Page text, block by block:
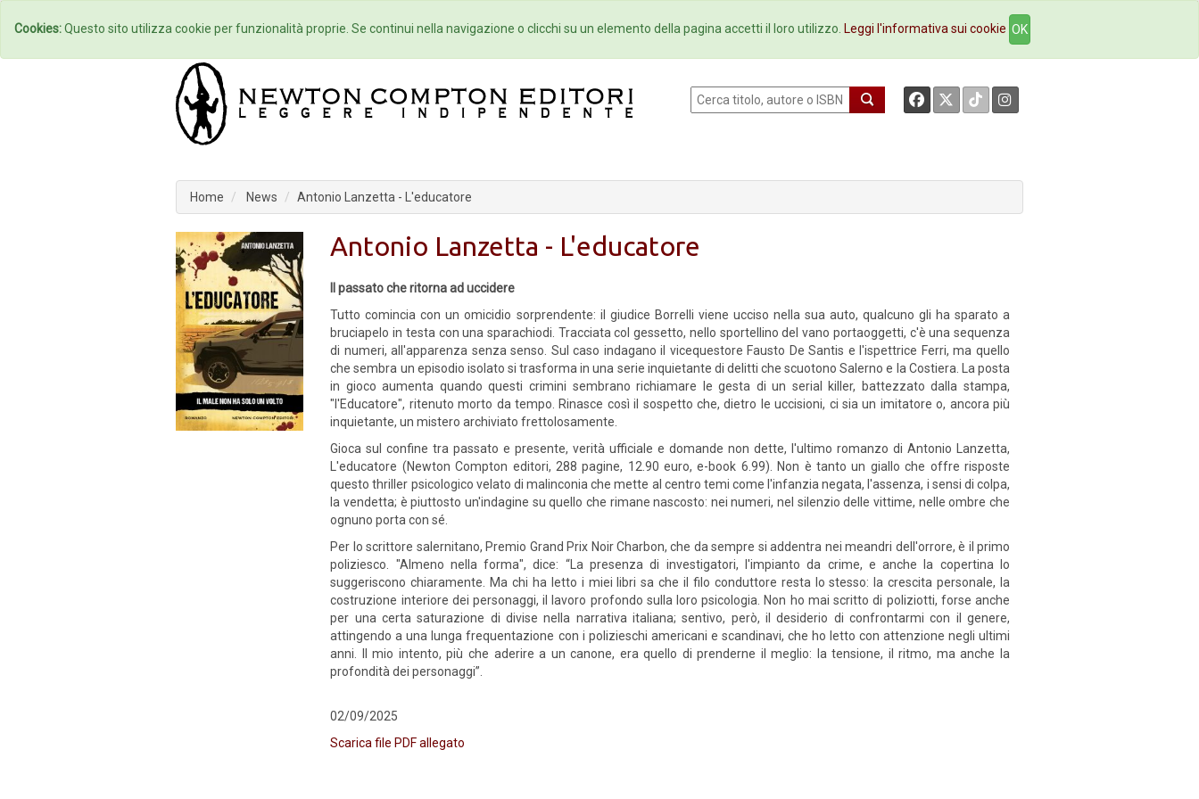
Home Autori Eventi Collane Newsletter Ebookstore Contatti
Home News Antonio Lanzetta - L'educatore
Antonio Lanzetta - L'educatore
Il passato che ritorna ad uccidere
Tutto comincia con un omicidio sorprendente: il giudice Borrelli viene ucciso nella sua auto, qualcuno gli ha sparato a
bruciapelo in testa con una sparachiodi. Tracciata col gessetto, nello sportellino del vano portaoggetti, c'è una sequenza
di numeri, all'apparenza senza senso. Sul caso indagano il vicequestore Fausto De Santis e l'ispettrice Ferri, ma quello
che sembra un episodio isolato si trasforma in una serie inquietante di delitti che scuotono Salerno e la Costiera. La posta
in gioco aumenta quando questi crimini sembrano richiamare le gesta di un serial killer, battezzato dalla stampa,
"l'Educatore", ritenuto morto da tempo. Rinasce così il sospetto che, dietro le uccisioni, ci sia un imitatore o, ancora più
inquietante, un mistero archiviato frettolosamente.
Gioca sul confine tra passato e presente, verità ufficiale e domande non dette, l'ultimo romanzo di Antonio Lanzetta,
L'educatore (Newton Compton editori, 288 pagine, 12.90 euro, e-book 6.99). Non è tanto un giallo che offre risposte
questo thriller psicologico velato di malinconia che mette al centro temi come l'infanzia negata, l'assenza, i sensi di colpa,
la vendetta; è piuttosto un'indagine su quello che rimane nascosto: nei numeri, nel silenzio delle vittime, nelle ombre che
ognuno porta con sé.
Per lo scrittore salernitano, Premio Grand Prix Noir Charbon, che da sempre si addentra nei meandri dell'orrore, è il primo
poliziesco. "Almeno nella forma", dice: “La presenza di investigatori, l'impianto da crime, e anche la copertina lo
suggeriscono chiaramente. Ma chi ha letto i miei libri sa che il filo conduttore resta lo stesso: la crescita personale, la
costruzione interiore dei personaggi, il lavoro profondo sulla loro psicologia. Non ho mai scritto di poliziotti, forse anche
per una certa saturazione di divise nella narrativa italiana; sentivo, però, il desiderio di confrontarmi con il genere,
attingendo a una lunga frequentazione con i polizieschi americani e scandinavi, che ho letto con attenzione negli ultimi
anni. Il mio intento, più che aderire a un canone, era quello di prenderne il meglio: la tensione, il ritmo, ma anche la
profondità dei personaggi”.
02/09/2025
Scarica file PDF allegato
Cookies:Questo sito utilizza cookie per funzionalità proprie. Se continui nella navigazione o clicchi su un elemento della pagina accetti il loro utilizzo. Leggi l'informativa sui cookie OK